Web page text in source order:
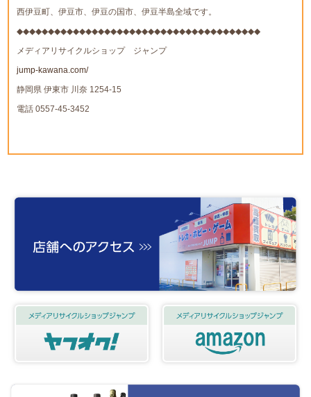
西伊豆町、伊豆市、伊豆の国市、伊豆半島全域です。
◆◆◆◆◆◆◆◆◆◆◆◆◆◆◆◆◆◆◆◆◆◆◆◆◆◆◆◆◆◆◆◆◆◆◆◆◆◆◆
メディアリサイクルショップ ジャンプ
jump-kawana.com/
静岡県 伊東市 川奈 1254-15
電話 0557-45-3452